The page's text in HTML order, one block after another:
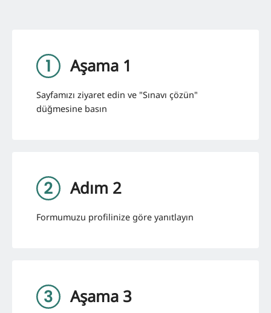
Aşama 1
Sayfamızı ziyaret edin ve "Sınavı çözün"
düğmesine basın
Adım 2
Formumuzu profilinize göre yanıtlayın
Aşama 3